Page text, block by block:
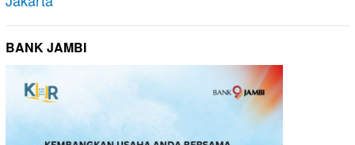
BANK JAMBI